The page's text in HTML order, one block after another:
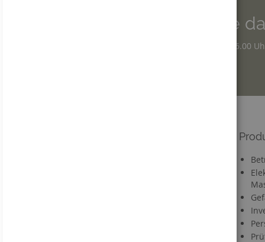
Wir sind für Sie
Montag - Donnerstag: 7.30 – 16.00